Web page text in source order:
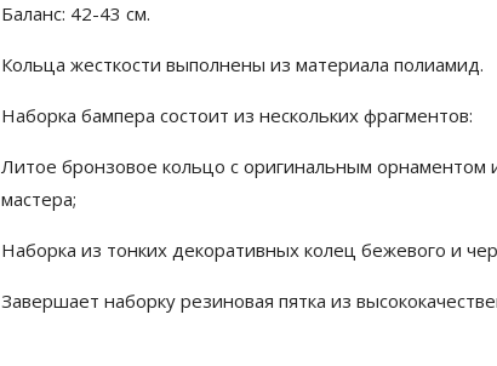
Баланс: 42-43 см.
Кольца жесткости выполнены из материала полиамид.
Наборка бампера состоит из нескольких фрагментов:
Литое бронзовое кольцо с оригинальным орнаментом
мастера;
Наборка из тонких декоративных колец бежевого и
Завершает наборку резиновая пятка из